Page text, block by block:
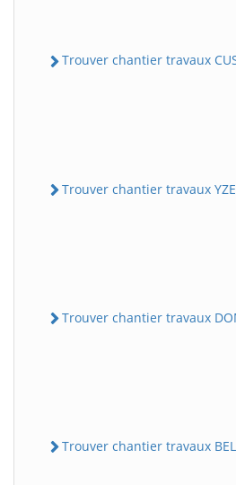
Trouver chantier travaux
Trouver chantier travaux
Trouver chantier travaux
Trouver chantier travaux